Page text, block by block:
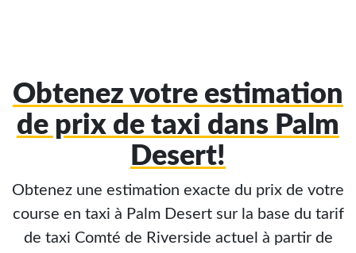
Obtenez votre estimation
de prix de taxi dans Palm
Desert!
Obtenez une estimation exacte du prix de votre
course en taxi à Palm Desert sur la base du tarif
de taxi Comté de Riverside actuel à partir de